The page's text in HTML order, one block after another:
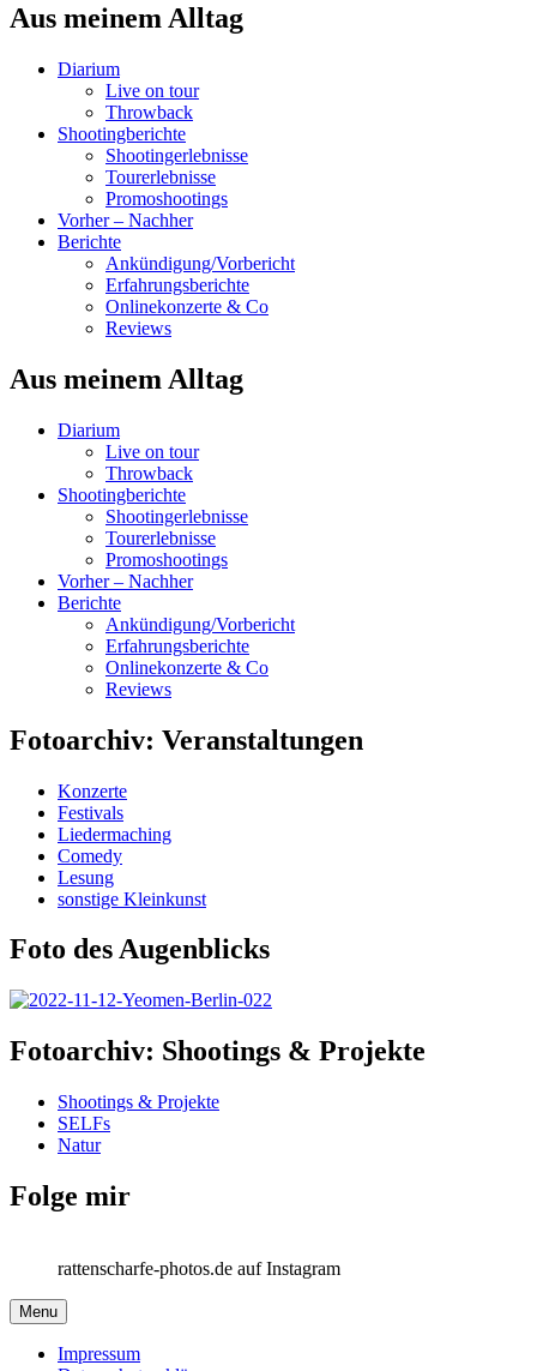
Aus meinem Alltag
Diarium
Live on tour
Throwback
Shootingberichte
Shootingerlebnisse
Tourerlebnisse
Promoshootings
Vorher – Nachher
Berichte
Ankündigung/Vorbericht
Erfahrungsberichte
Onlinekonzerte & Co
Reviews
Aus meinem Alltag
Diarium
Live on tour
Throwback
Shootingberichte
Shootingerlebnisse
Tourerlebnisse
Promoshootings
Vorher – Nachher
Berichte
Ankündigung/Vorbericht
Erfahrungsberichte
Onlinekonzerte & Co
Reviews
Fotoarchiv: Veranstaltungen
Konzerte
Festivals
Liedermaching
Comedy
Lesung
sonstige Kleinkunst
Foto des Augenblicks
Fotoarchiv: Shootings & Projekte
Shootings & Projekte
SELFs
Natur
Folge mir
rattenscharfe-photos.de auf Instagram
Menu
Impressum